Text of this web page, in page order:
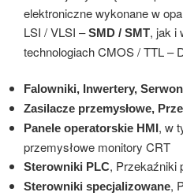
elektroniczne wykonane w
LSI / VLSI –SMD / SMT, jak i
technologiach CMOS / TTL –
Falowniki, Inwertery,
Zasilacze przemysłowe,
Panele operatorskie HMI, w
przemysłowe monitory CRT
Sterowniki PLC, Przekaźniki
Sterowniki specjalizowane,